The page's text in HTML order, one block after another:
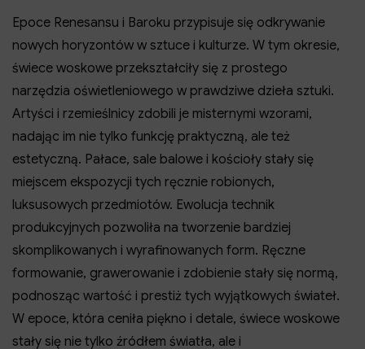
Epoce Renesansu i Baroku przypisuje się odkrywanie
nowych horyzontów w sztuce i kulturze. W tym okresie,
świece woskowe przekształciły się z prostego
narzędzia oświetleniowego w prawdziwe dzieła sztuki.
Artyści i rzemieślnicy zdobili je misternymi wzorami,
nadając im nie tylko funkcję praktyczną, ale też
estetyczną. Pałace, sale balowe i kościoły stały się
miejscem ekspozycji tych ręcznie robionych,
luksusowych przedmiotów. Ewolucja technik
produkcyjnych pozwoliła na tworzenie bardziej
skomplikowanych i wyrafinowanych form. Ręczne
formowanie, grawerowanie i zdobienie stały się normą,
podnosząc wartość i prestiż tych wyjątkowych świateł.
W epoce, która ceniła piękno i detale, świece woskowe
stały się nie tylko źródłem światła, ale i